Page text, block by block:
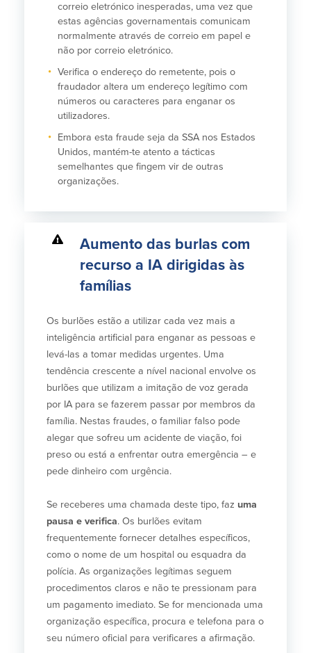
correio eletrónico inesperadas, uma vez que
estas agências governamentais comunicam
normalmente através de correio em papel e
não por correio eletrónico.
Verifica o endereço do remetente, pois o
fraudador altera um endereço legítimo com
números ou caracteres para enganar os
utilizadores.
Embora esta fraude seja da SSA nos Estados
Unidos, mantém-te atento a tácticas
semelhantes que fingem vir de outras
organizações.
Aumento das burlas com
recurso a IA dirigidas às
famílias
Os burlões estão a utilizar cada vez mais a
inteligência artificial para enganar as pessoas e
levá-las a tomar medidas urgentes. Uma
tendência crescente a nível nacional envolve os
burlões que utilizam a imitação de voz gerada
por IA para se fazerem passar por membros da
família. Nestas fraudes, o familiar falso pode
alegar que sofreu um acidente de viação, foi
preso ou está a enfrentar outra emergência – e
pede dinheiro com urgência.
Se receberes uma chamada deste tipo, faz uma
pausa e verifica. Os burlões evitam
frequentemente fornecer detalhes específicos,
como o nome de um hospital ou esquadra da
polícia. As organizações legítimas seguem
procedimentos claros e não te pressionam para
um pagamento imediato. Se for mencionada uma
organização específica, procura e telefona para o
seu número oficial para verificares a afirmação.